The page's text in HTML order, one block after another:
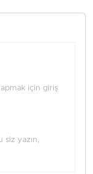
için giriş
siz yazın,